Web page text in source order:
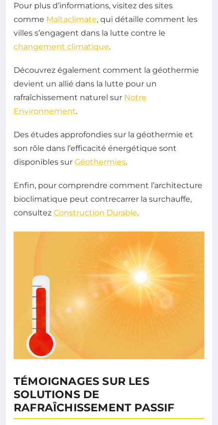
Pour plus d’informations, visitez des sites
comme Maltaclimate, qui détaille comment les
villes s’engagent dans la lutte contre le
changement climatique.
Découvrez également comment la géothermie
devient un allié dans la lutte pour un
rafraîchissement naturel sur Notre
Environnement.
Des études approfondies sur la géothermie et
son rôle dans l’efficacité énergétique sont
disponibles sur Géothermies.
Enfin, pour comprendre comment l’architecture
bioclimatique peut contrecarrer la surchauffe,
consultez Construction Durable.
TÉMOIGNAGES SUR LES
SOLUTIONS DE
RAFRAÎCHISSEMENT PASSIF